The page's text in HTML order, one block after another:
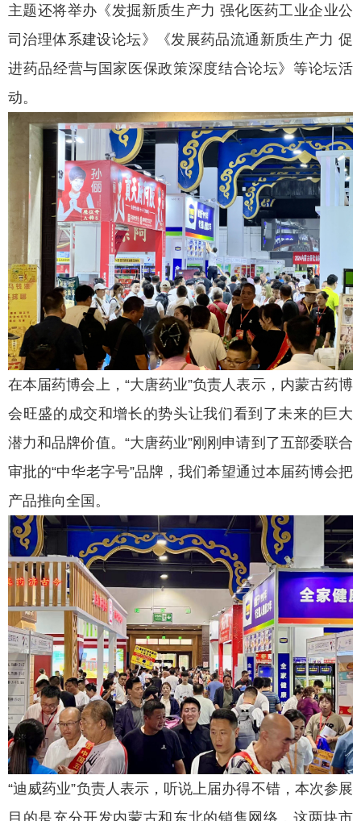
主题还将举办《发掘新质生产力 强化医药工业企业公
司治理体系建设论坛》《发展药品流通新质生产力 促
进药品经营与国家医保政策深度结合论坛》等论坛活
动。
在本届药博会上，“大唐药业”负责人表示，内蒙古药博
会旺盛的成交和增长的势头让我们看到了未来的巨大
潜力和品牌价值。“大唐药业”刚刚申请到了五部委联合
审批的“中华老字号”品牌，我们希望通过本届药博会把
产品推向全国。
“迪威药业”负责人表示，听说上届办得不错，本次参展
目的是充分开发内蒙古和东北的销售网络，这两块市